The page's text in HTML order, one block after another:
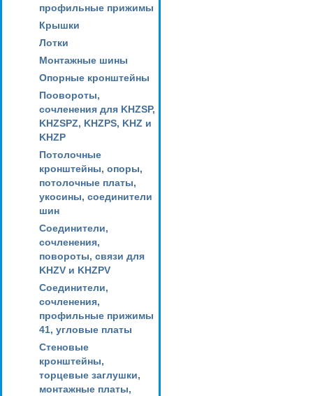
профильные прижимы
Крышки
Лотки
Монтажные шины
Опорные кронштейны
Поовороты,
сочленения для KHZSP,
KHZSPZ, KHZPS, KHZ и
KHZP
Потолочные
кронштейны, опоры,
потолочные платы,
укосины, соединители
шин
Соединители,
сочленения,
повороты, связи для
KHZV и KHZPV
Соединители,
сочленения,
профильные прижимы
41, угловые платы
Стеновые
кронштейны,
торцевые заглушки,
монтажные платы,